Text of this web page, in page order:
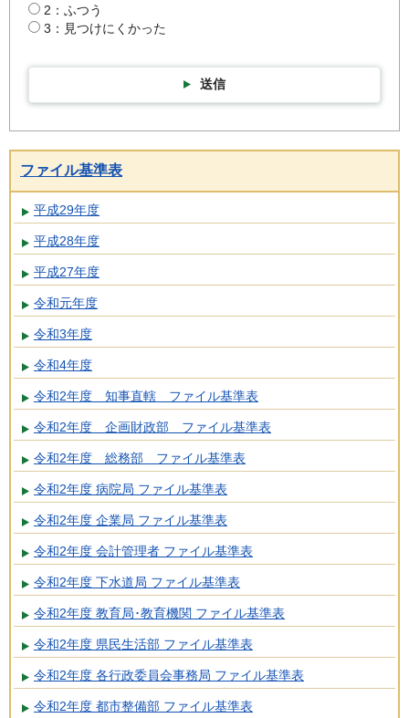
2：ふつう
3：見つけにくかった
送信
ファイル基準表
平成29年度
平成28年度
平成27年度
令和元年度
令和3年度
令和4年度
令和2年度 知事直轄 ファイル基準表
令和2年度 企画財政部 ファイル基準表
令和2年度 総務部 ファイル基準表
令和2年度 病院局 ファイル基準表
令和2年度 企業局 ファイル基準表
令和2年度 会計管理者 ファイル基準表
令和2年度 下水道局 ファイル基準表
令和2年度 教育局･教育機関 ファイル基準表
令和2年度 県民生活部 ファイル基準表
令和2年度 各行政委員会事務局 ファイル基準表
令和2年度 都市整備部 ファイル基準表